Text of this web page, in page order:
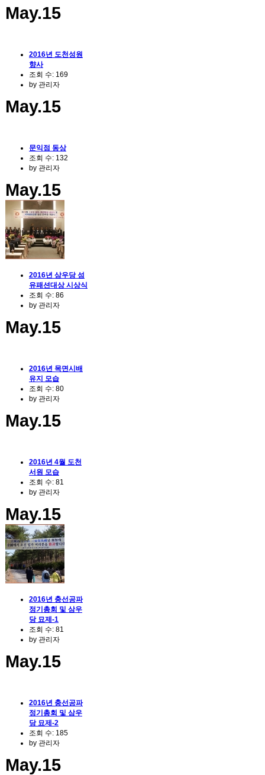
May.15
2016년 도천성원
향사
조회 수: 169
by 관리자
May.15
문익점 동상
조회 수: 132
by 관리자
May.15
2016년 삼우당 섬
유패션대상 시상식
조회 수: 86
by 관리자
May.15
2016년 목면시배
유지 모습
조회 수: 80
by 관리자
May.15
2016년 4월 도천
서원 모습
조회 수: 81
by 관리자
May.15
2016년 충선공파
정기총회 및 삼우
당 묘제-1
조회 수: 81
by 관리자
May.15
2016년 충선공파
정기총회 및 삼우
당 묘제-2
조회 수: 185
by 관리자
May.15